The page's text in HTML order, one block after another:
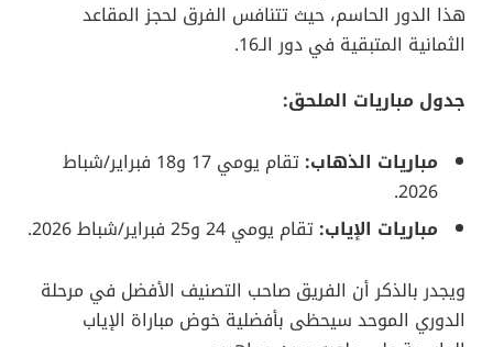
هذا الدور الحاسم، حيث تتنافس الفرق لحجز المقاعد
الثمانية المتبقية في دور الـ16.
جدول مباريات الملحق:
مباريات الذهاب:
تقام يومي 17 و18 فبراير/شباط
2026.
مباريات الإياب: تقام يومي 24 و25 فبراير/شباط 2026.
ويجدر بالذكر أن الفريق صاحب التصنيف الأفضل في مرحلة
الدوري الموحد سيحظى بأفضلية خوض مباراة الإياب